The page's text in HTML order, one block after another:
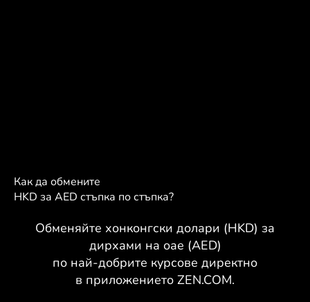
Как да обмените
HKD за AED стъпка по стъпка?
Обменяйте хонконгски долари (HKD) за
дирхами на оае (AED)
по най-добрите курсове директно
в приложението ZEN.COM.